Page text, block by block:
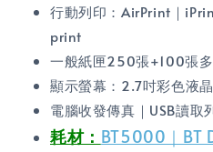
行動列印：AirPrint｜
print
一般紙匣250張+100張
顯示螢幕：2.7吋彩色液
電腦收發傳真｜USB讀取
耗材： BT5000｜BT